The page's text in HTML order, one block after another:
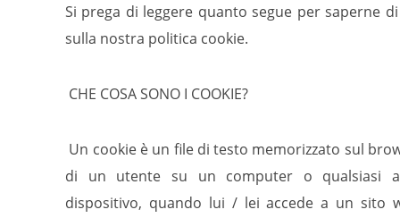
Si prega di leggere quanto segue per saperne
sulla nostra politica cookie.
CHE COSA SONO I COOKIE?
Un cookie è un file di testo memorizzato sul
di un utente su un computer o qualsiasi
dispositivo, quando lui / lei accede a un sito